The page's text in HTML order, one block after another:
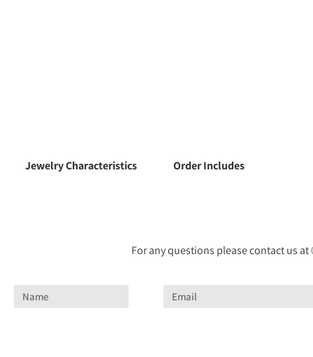
Jewelry Characteristics Order Includes
For any questions please contact us at